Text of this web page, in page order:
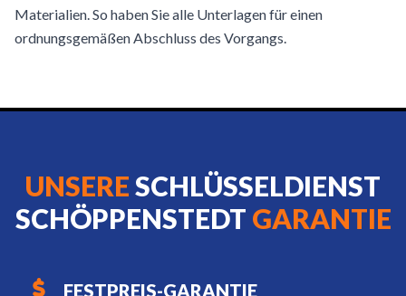
Materialien. So haben Sie alle Unterlagen für einen
ordnungsgemäßen Abschluss des Vorgangs.
UNSERESCHLÜSSELDIENST
SCHÖPPENSTEDT GARANTIE
FESTPREIS-GARANTIE